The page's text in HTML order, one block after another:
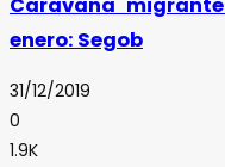
enero: Segob
31/12/2019
0
1.9K